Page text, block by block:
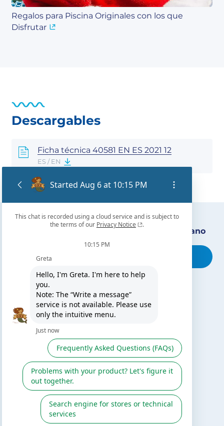
Regalos para Piscina Originales con los que
Disfrutar
Descargables
Ficha técnica 40581 EN ES 2021 12
ES / EN
Encuentra nuestro distribuidor más cercano
TE PUEDE INTERESAR
El blog de Gre
Servicio de postventa
Catálogo Gre / Zodiac